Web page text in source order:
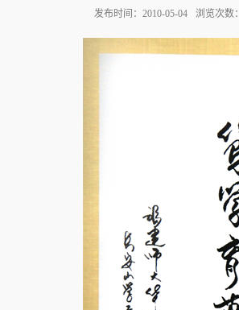
发布时间：2010-05-04 浏览次数：